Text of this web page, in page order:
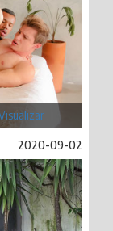
2020-09-02